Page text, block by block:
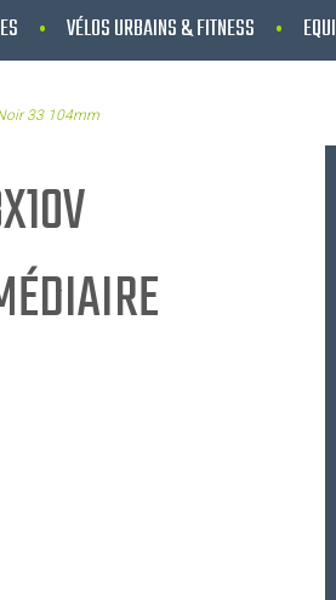
VÉLOS URBAINS & FITNESS
33 104mm